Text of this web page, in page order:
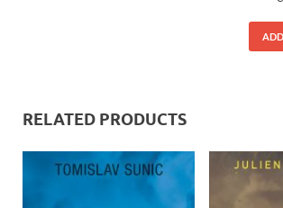
RELATED PRODUCTS